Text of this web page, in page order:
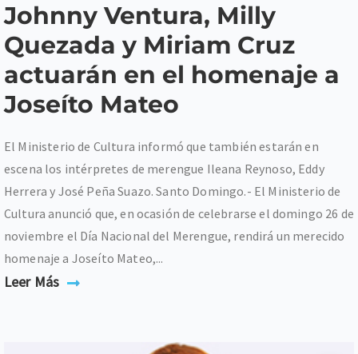
Johnny Ventura, Milly
Quezada y Miriam Cruz
actuarán en el homenaje a
Joseíto Mateo
El Ministerio de Cultura informó que también estarán en
escena los intérpretes de merengue Ileana Reynoso, Eddy
Herrera y José Peña Suazo. Santo Domingo.- El Ministerio de
Cultura anunció que, en ocasión de celebrarse el domingo 26 de
noviembre el Día Nacional del Merengue, rendirá un merecido
homenaje a Joseíto Mateo,...
Leer Más